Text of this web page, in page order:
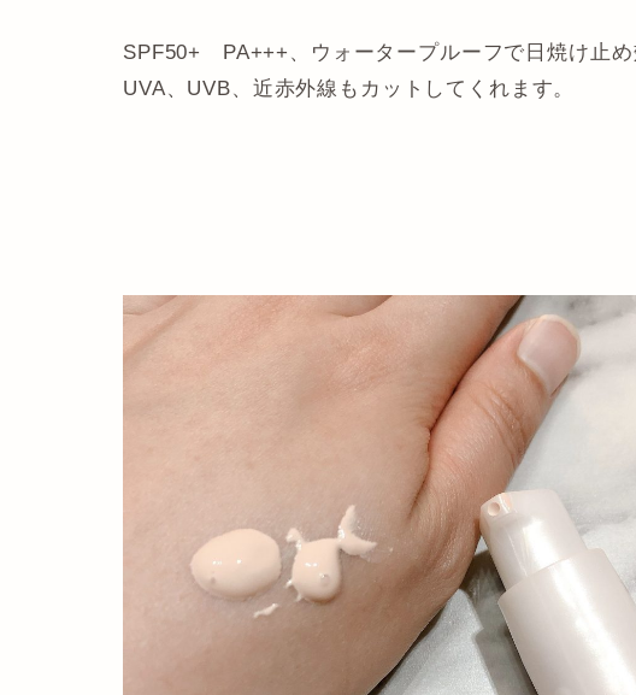
SPF50+ PA+++、ウォータープルーフで日焼け止め
UVA、UVB、近赤外線もカットしてくれます。